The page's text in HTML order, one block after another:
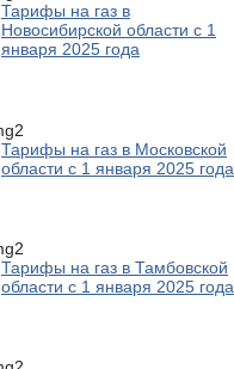
Тарифы на газ в
Новосибирской области с 1
января 2025 года
Тарифы на газ в Московской
области с 1 января 2025 года
Тарифы на газ в Тамбовской
области с 1 января 2025 года